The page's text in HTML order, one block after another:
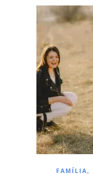
FAMÍLIA,